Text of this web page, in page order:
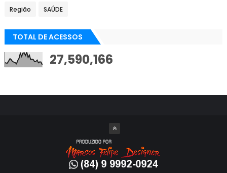
Região SAÚDE
TOTAL DE ACESSOS
27,590,166